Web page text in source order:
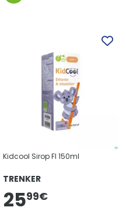
Kidcool Sirop Fl 150ml
TRENKER
2599€